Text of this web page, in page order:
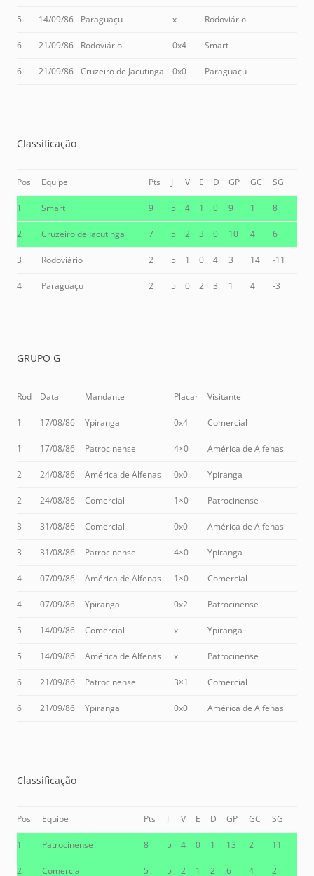
5 14/09/86 Paraguaçu x Rodoviário
6 21/09/86 Rodoviário 0x4 Smart
6 21/09/86 Cruzeiro de Jacutinga 0x0 Paraguaçu
Classificação
Pos Equipe Pts J V E D GP GC SG
1 Smart 9 5 4 1 0 9 1 8
2 Cruzeiro de Jacutinga 7 5 2 3 0 10 4 6
3 Rodoviário 2 5 1 0 4 3 14 -11
4 Paraguaçu 2 5 0 2 3 1 4 -3
GRUPO G
Rod Data Mandante Placar Visitante
1 17/08/86 Ypiranga 0x4 Comercial
1 17/08/86 Patrocinense 4×0 América de Alfenas
2 24/08/86 América de Alfenas 0x0 Ypiranga
2 24/08/86 Comercial 1×0 Patrocinense
3 31/08/86 Comercial 0x0 América de Alfenas
3 31/08/86 Patrocinense 4×0 Ypiranga
4 07/09/86 América de Alfenas 1×0 Comercial
4 07/09/86 Ypiranga 0x2 Patrocinense
5 14/09/86 Comercial x Ypiranga
5 14/09/86 América de Alfenas x Patrocinense
6 21/09/86 Patrocinense 3×1 Comercial
6 21/09/86 Ypiranga 0x0 América de Alfenas
Classificação
Pos Equipe Pts J V E D GP GC SG
1 Patrocinense 8 5 4 0 1 13 2 11
2 Comercial 5 5 2 1 2 6 4 2